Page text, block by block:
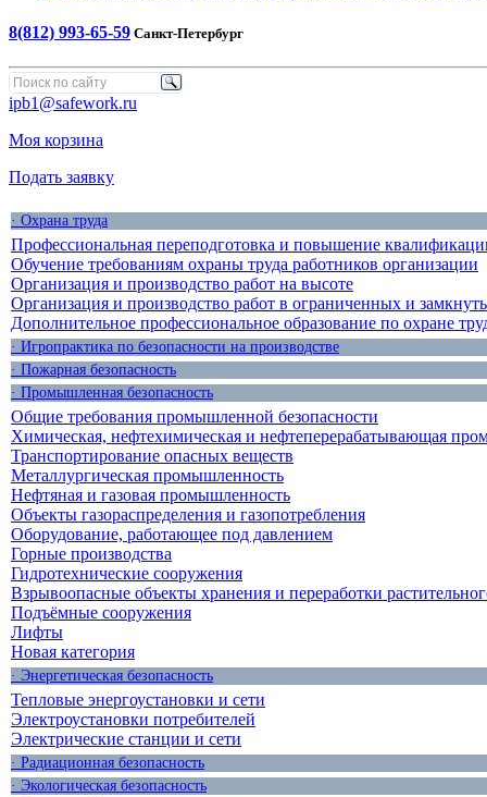
8(812) 993-65-59 Санкт-Петербург
ipb1@safework.ru
Моя корзина
Подать заявку
· Охрана труда
Профессиональная переподготовка и повышение
Обучение требованиям охраны труда работников организации
Организация и производство работ на высоте
Организация и производство работ в ограниченных и
Дополнительное профессиональное образование по охране
· Игропрактика по безопасности на производстве
· Пожарная безопасность
· Промышленная безопасность
Общие требования промышленной безопасности
Химическая, нефтехимическая и нефтеперерабатывающая
Транспортирование опасных веществ
Металлургическая промышленность
Нефтяная и газовая промышленность
Объекты газораспределения и газопотребления
Оборудование, работающее под давлением
Горные производства
Гидротехнические сооружения
Взрывоопасные объекты хранения и переработки
Подъёмные сооружения
Лифты
Новая категория
· Энергетическая безопасность
Тепловые энергоустановки и сети
Электроустановки потребителей
Электрические станции и сети
· Радиационная безопасность
· Экологическая безопасность